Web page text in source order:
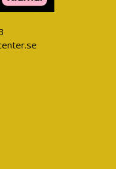
luftflöde.
för att skydda mot
vatten och smuts.